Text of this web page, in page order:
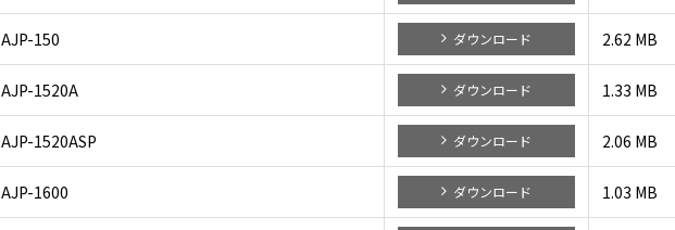
AJP-150 ダウンロード 2.62 MB
AJP-1520A ダウンロード 1.33 MB
AJP-1520ASP ダウンロード 2.06 MB
AJP-1600 ダウンロード 1.03 MB